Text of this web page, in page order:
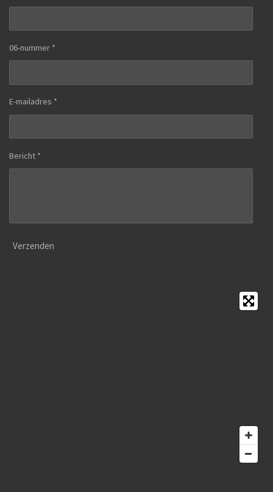
06-nummer *
E-mailadres *
Bericht *
Verzenden